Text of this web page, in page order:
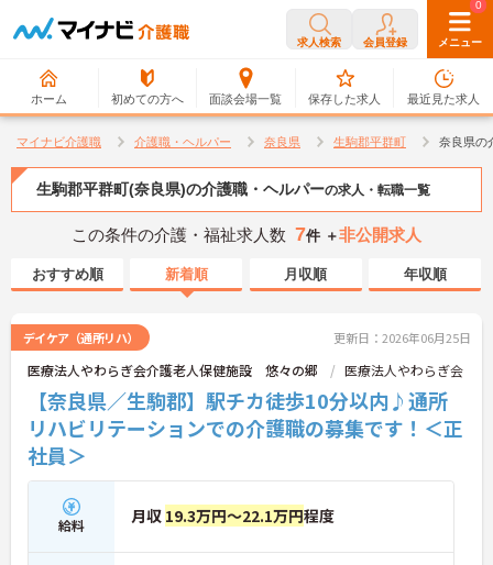
求人検索 会員登録 メニュー
ホーム 初めての方へ 面談会場一覧
0
保存した求人
0
最近見た求人
マイナビ介護職 介護職・ヘルパー 奈良県 生駒郡平群町 奈良県の
生駒郡平群町(奈良県)の介護職・ヘルパーの求人・転職一覧
この条件の介護・福祉求人数 7件 ＋非公開求人
おすすめ順 新着順 月収順 年収順
デイケア（通所リハ） 更新日：2026年06月25日
医療法人やわらぎ会介護老人保健施設 悠々の郷 医療法人やわらぎ会
【奈良県／生駒郡】駅チカ徒歩10分以内♪通所
リハビリテーションでの介護職の募集です！＜正
社員＞
給料 月収 19.3万円～22.1万円程度